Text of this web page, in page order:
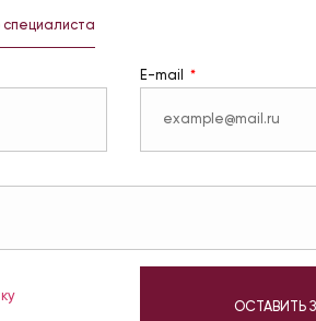
специалиста
E-mail
ОСТАВИТЬ